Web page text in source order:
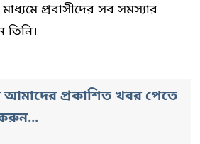
মাধ্যমে প্রবাসীদের সব সমস্যার
তিনি।
প্রকাশিত খবর পেতে